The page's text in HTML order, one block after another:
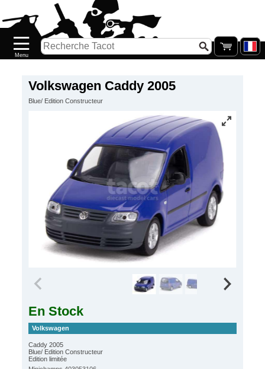
Volkswagen Caddy 2005
Blue/ Edition Constructeur
En Stock
Volkswagen
Caddy 2005
Blue/ Edition Constructeur
Edition limitée
Nouveautés
Catalogue/Stock